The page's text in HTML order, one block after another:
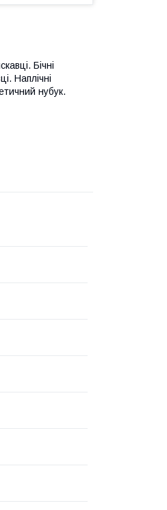
Бічні
Наплічні
нубук.